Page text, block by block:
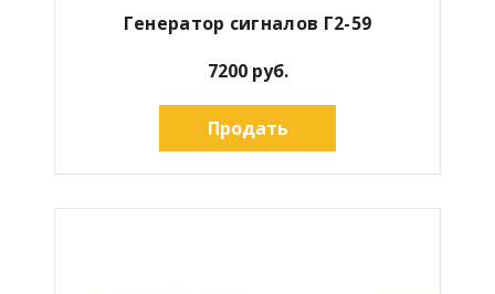
Генератор сигналов Г2-59
7200 руб.
Продать